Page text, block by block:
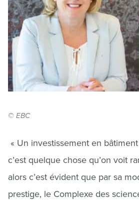
© EBC
« Un investissement en
c’est quelque chose qu’on voit
alors c’est évident que par sa
prestige, le Complexe des